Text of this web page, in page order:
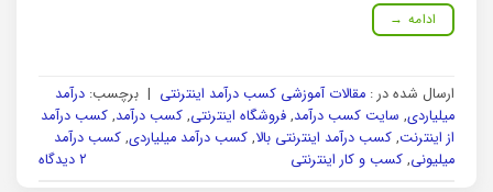
ادامه →
ارسال شده در : مقالات آموزشی کسب درآمد اینترنتی | برچسب: درآمد
میلیاردی, سایت کسب درآمد, فروشگاه اینترنتی, کسب درآمد, کسب درآمد
از اینترنت, کسب درآمد اینترنتی بالا, کسب درآمد میلیاردی, کسب درآمد
میلیونی, کسب و کار اینترنتی ۲ دیدگاه